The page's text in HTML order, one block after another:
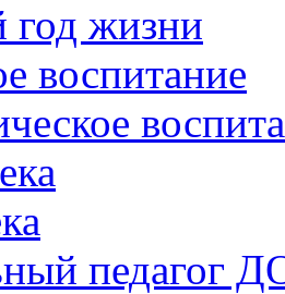
год жизни
воспитание
педагог